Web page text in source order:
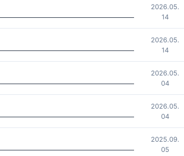
2026.05.
14
2026.05.
14
2026.05.
04
2026.05.
04
2025.09.
05